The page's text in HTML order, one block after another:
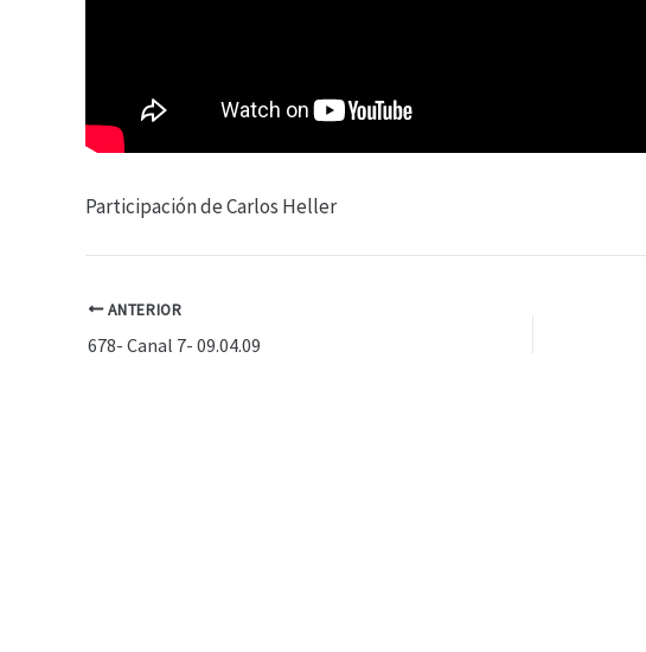
Participación de Carlos Heller
ANTERIOR
678- Canal 7- 09.04.09